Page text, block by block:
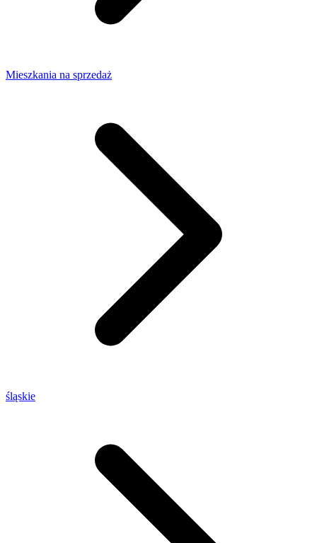
Mieszkania na sprzedaż
śląskie